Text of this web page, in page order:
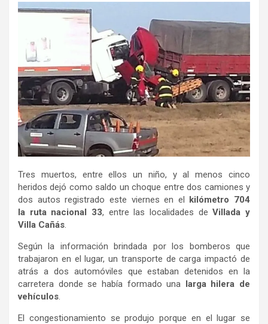
Tres muertos, entre ellos un niño, y al menos cinco
heridos dejó como saldo un choque entre dos camiones y
dos autos registrado este viernes en el kilómetro 704
la ruta nacional 33, entre las localidades deVillada y
Villa Cañás.
Según la información brindada por los bomberos que
trabajaron en el lugar, un transporte de carga impactó de
atrás a dos automóviles que estaban detenidos en la
carretera donde se había formado una larga hilera de
vehículos.
El congestionamiento se produjo porque en el lugar se